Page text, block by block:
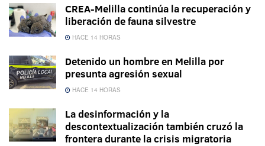
CREA-Melilla continúa la recuperación y
liberación de fauna silvestre
HACE 14 HORAS
Detenido un hombre en Melilla por
presunta agresión sexual
HACE 14 HORAS
La desinformación y la
descontextualización también cruzó la
frontera durante la crisis migratoria